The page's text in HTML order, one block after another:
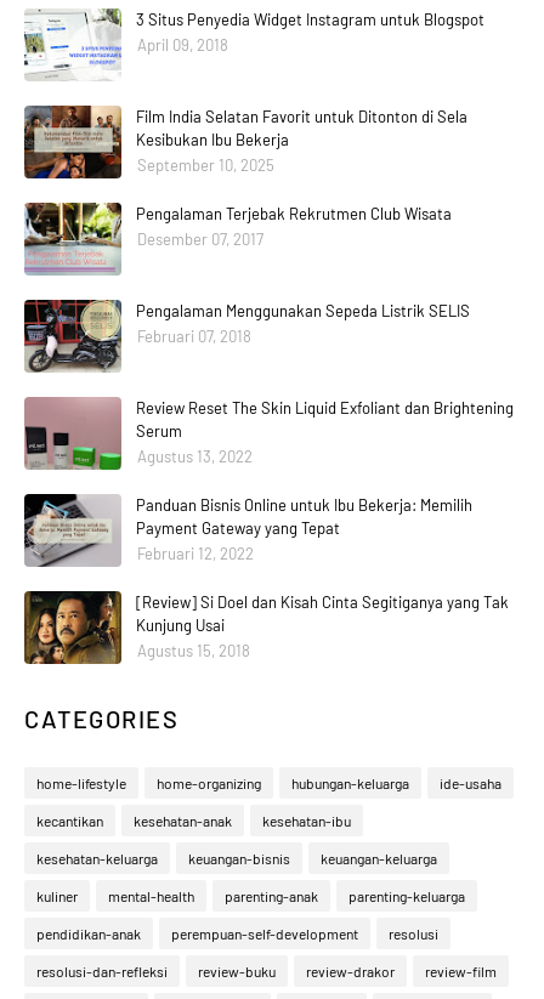
3 Situs Penyedia Widget Instagram untuk Blogspot
April 09, 2018
Film India Selatan Favorit untuk Ditonton di Sela
Kesibukan Ibu Bekerja
September 10, 2025
Pengalaman Terjebak Rekrutmen Club Wisata
Desember 07, 2017
Pengalaman Menggunakan Sepeda Listrik SELIS
Februari 07, 2018
Review Reset The Skin Liquid Exfoliant dan Brightening
Serum
Agustus 13, 2022
Panduan Bisnis Online untuk Ibu Bekerja: Memilih
Payment Gateway yang Tepat
Februari 12, 2022
[Review] Si Doel dan Kisah Cinta Segitiganya yang Tak
Kunjung Usai
Agustus 15, 2018
CATEGORIES
home-lifestyle home-organizing hubungan-keluarga ide-usaha
kecantikan kesehatan-anak kesehatan-ibu
kesehatan-keluarga keuangan-bisnis keuangan-keluarga
kuliner mental-health parenting-anak parenting-keluarga
pendidikan-anak perempuan-self-development resolusi
resolusi-dan-refleksi review-buku review-drakor review-film